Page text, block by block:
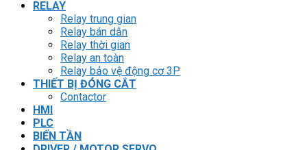
RELAY
Relay trung gian
Relay bán dẫn
Relay thời gian
Relay an toàn
Relay bảo vệ động cơ 3P
THIẾT BỊ ĐÓNG CẮT
Contactor
HMI
PLC
BIẾN TẦN